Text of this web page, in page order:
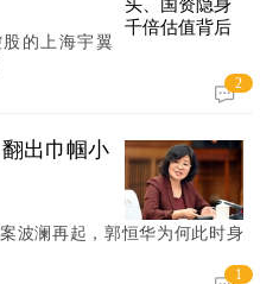
的上海宇翼
2
出巾帼小
波澜再起，郭恒华为何此时身
1